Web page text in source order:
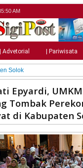
AM
| Advetorial | Pariwisata
Solok
Epyardi,
Tombak
di Kabupaten